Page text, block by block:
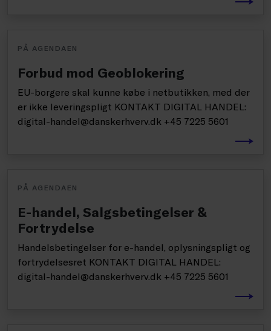
PÅ AGENDAEN
Forbud mod Geoblokering
EU-borgere skal kunne købe i netbutikken, med der
er ikke leveringspligt KONTAKT DIGITAL HANDEL:
digital-handel@danskerhverv.dk +45 7225 5601
PÅ AGENDAEN
E-handel, Salgsbetingelser &
Fortrydelse
Handelsbetingelser for e-handel, oplysningspligt og
fortrydelsesret KONTAKT DIGITAL HANDEL:
digital-handel@danskerhverv.dk +45 7225 5601